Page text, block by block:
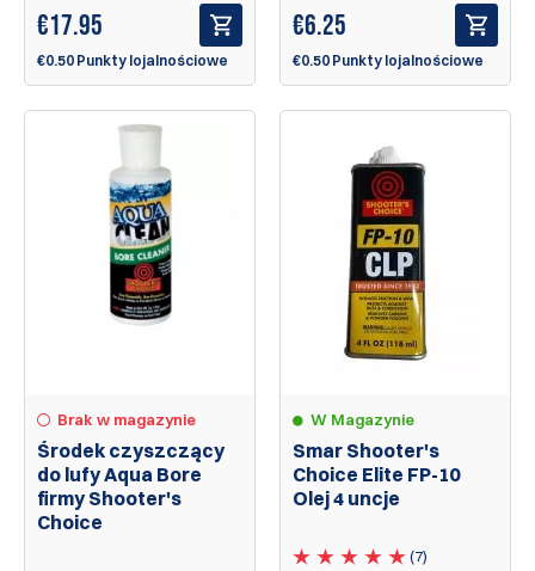
€17.95
€0.50 Punkty lojalnościowe
€6.25
€0.50 Punkty lojalnościowe
Brak w magazynie
Środek czyszczący
do lufy Aqua Bore
firmy Shooter's
Choice
W Magazynie
Smar Shooter's
Choice Elite FP-10
Olej 4 uncje
(7)